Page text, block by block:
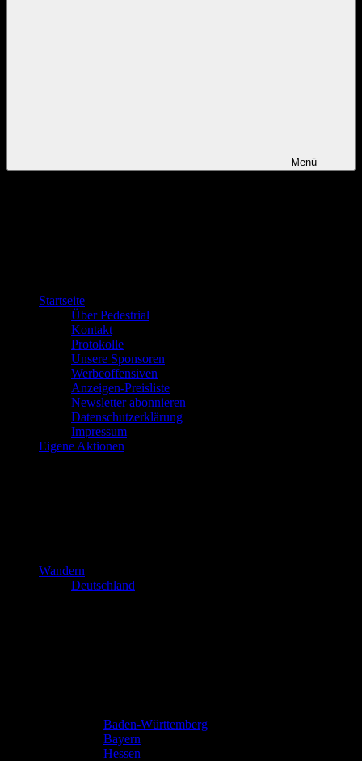
Menü
Startseite
Über Pedestrial
Kontakt
Protokolle
Unsere Sponsoren
Werbeoffensiven
Anzeigen-Preisliste
Newsletter abonnieren
Datenschutzerklärung
Impressum
Eigene Aktionen
Wandern
Deutschland
Baden-Württemberg
Bayern
Hessen